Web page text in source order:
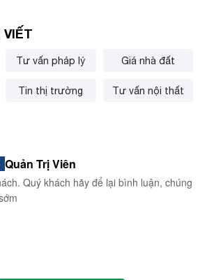
VIẾT
Tư vấn pháp lý Giá nhà đất
Tin thị trường Tư vấn nội thất
Quản Trị Viên
Quý khách hãy để lại bình luận, chúng